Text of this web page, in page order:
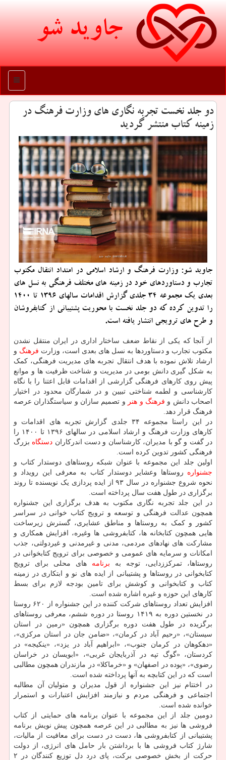
جاوید شو
منو
دو جلد نخست تجربه نگاری های وزارت فرهنگ در
زمینه كتاب منتشر گردید
جاوید شو: وزارت فرهنگ و ارشاد اسلامی در امتداد انتقال مکتوب
تجارب و دستاوردهای خود در زمینه های مختلف فرهنگی به نسل های
بعدی یک مجموعه 34 جلدی گزارش اقدامات سالهای 1396 تا 1400
را تدوین کرده که دو جلد نخست با محوریت پشتیبانی از کتابفروشان
و طرح های ترویجی انتشار یافته است.
از آنجا که یکی از نقاط ضعف ساختار اداری در ایران منتقل نشدن
مکتوب تجارب و دستاوردها به نسل های بعدی است، وزارت فرهنگ و
ارشاد تلاش نموده با هدف انتقال تجربه های مدیریت فرهنگی، کمک
به شکل گیری دانش بومی در مدیریت و شناخت ظرفیت ها و موانع
پیش روی کارهای فرهنگی گزارشی از اقدامات قابل اعتنا را با نگاه
کارشناسی و لطمه شناختی تبیین و در شمارگان محدود در اختیار
اصحاب دانش و فرهنگ و هنر و تصمیم سازان و سیاستگذاران عرصه
فرهنگ قرار دهد.
در این راستا مجموعه ۳۴ جلدی گزارش تجربه های اقدامات و
کارهای وزارت فرهنگ و ارشاد اسلامی در سالهای ۱۳۹۶ تا ۱۴۰۰ را
در گفت و گو با مدیران، کارشناسان و دست اندرکاران دستگاه بزرگ
فرهنگی کشور تدوین کرده است.
اولین جلد این مجموعه با عنوان شبکه روستاهای دوستدار کتاب و
جشنواره روستاها وعشایر دوستدار کتاب به معرفی این رویداد و
نحوه شروع جشنواره در سال ۹۳ از ایده پردازی یک نویسنده تا روند
برگزاری در طول هفت سال پرداخته است.
در این جلد تجربه نگاری مکتوب به هدف برگزاری این جشنواره
همچون عدالت فرهنگی و توسعه و ترویج کتاب خوانی در سراسر
کشور و کمک به روستاها و مناطق عشایری، گسترش زیرساخت
هایی همچون کتابخانه ها، کتابفروشی ها وغیره، افزایش همکاری و
مشارکت های نهادهای مردمی، مدنی و غیرمدنی و غیردولتی، جذب
امکانات و سرمایه های عمومی و خصوصی برای ترویج کتابخوانی در
روستاها، تمرکززدایی، توجه به برنامه های محلی برای ترویج
کتابخوانی در روستاها و پشتیبانی از ایده های نو و ابتکاری در زمینه
کتاب و کتابخوانی و کوشش برای تامین بودجه لازم برای بسط
کارهای این حوزه و غیره اشاره شده است.
افزایش تعداد روستاهای شرکت کننده در این جشنواره از ۶۲۰ روستا
در نخستین دوره به ۱۴۱۹ روستا در دوره ششم، معرفی روستاهای
برگزیده در طول هفت دوره برگزاری همچون «رمین در استان
سیستان»، «رحیم آباد در کرمان»، «ضامن جان در استان مرکزی»،
«دهکوهان در کرمان جنوب»، «ابراهیم آباد در یزد»، «ینکیجه» در
کردستان، «گوگ تپه در آذربایجان غربی»، «ابویسان در خراسان
رضوی»، «پوده در اصفهان» و «خرماکلا» در مازندران همچون مطالبی
است که در این کتابچه به آنها پرداخته شده است.
در اختتام نیز این جشنواره از قول مدیران و متولیان آن مطالبه
اجتماعی و فرهنگی مردم و نیازمند افزایش اعتبارات و استمرار
خوانده شده است.
دومین جلد از این مجموعه با عنوان برنامه های حمایتی از کتاب
فروشی ها نیز به مطالبی در این عرصه همچون پیش نویش برنامه
پشتیبانی از کتابفروشی ها، دست در دست برای معافیت از مالیات،
شارژ کتاب فروشی ها با برداشتن بار حامل های انرژی، از دولت
حرکت از بخش خصوصی برکت، پای درد دل توزیع کنندگان در ۲